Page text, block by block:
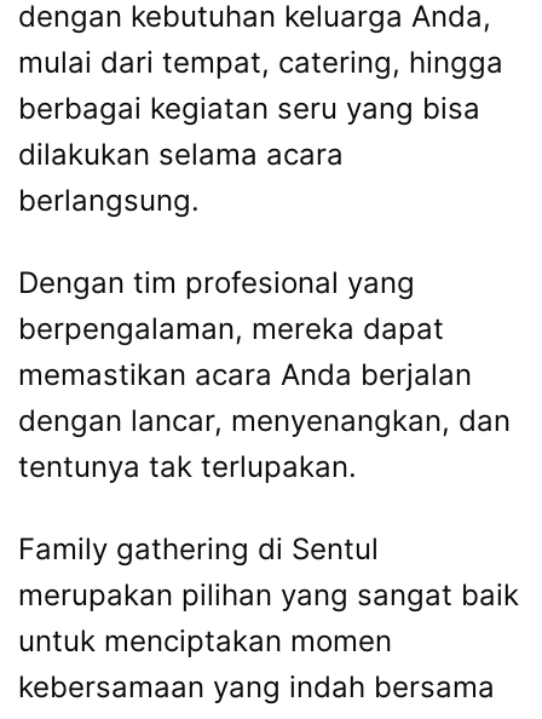
dengan kebutuhan keluarga Anda,
mulai dari tempat, catering, hingga
berbagai kegiatan seru yang bisa
dilakukan selama acara
berlangsung.
Dengan tim profesional yang
berpengalaman, mereka dapat
memastikan acara Anda berjalan
dengan lancar, menyenangkan, dan
tentunya tak terlupakan.
Family gathering di Sentul
merupakan pilihan yang sangat baik
untuk menciptakan momen
kebersamaan yang indah bersama